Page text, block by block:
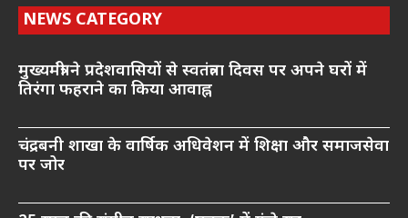
NEWS CATEGORY
मुख्यमंत्री ने प्रदेशवासियों से स्वतंत्रता दिवस पर अपने घरों में
तिरंगा फहराने का किया आवाह्न
चंद्रबनी शाखा के वार्षिक अधिवेशन में शिक्षा और समाजसेवा
पर जोर